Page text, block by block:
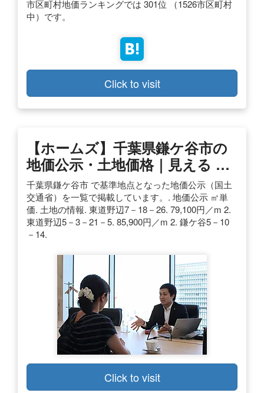
市区町村地価ランキングでは 301位 （1526市区町村
中）です。
Click to visit
【ホームズ】千葉県鎌ケ谷市の
地価公示・土地価格｜見える …
千葉県鎌ケ谷市 で基準地点となった地価公示（国土
交通省）を一覧で掲載しています。. 地価公示 ㎡単
価. 土地の情報. 東道野辺7－18－26. 79,100円／m 2.
東道野辺5－3－21－5. 85,900円／m 2. 鎌ケ谷5－10
－14.
Click to visit